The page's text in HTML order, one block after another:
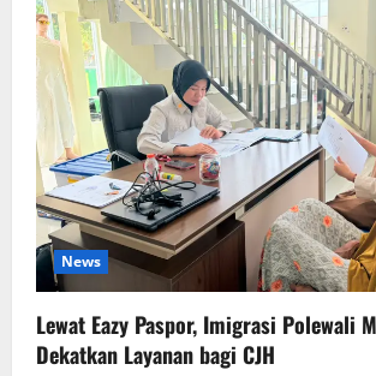
News
Lewat Eazy Paspor, Imigrasi Polewali
Dekatkan Layanan bagi CJH